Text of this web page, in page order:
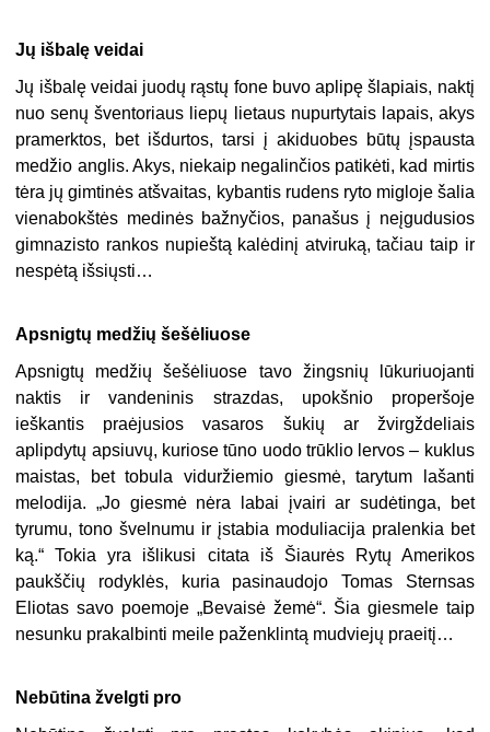
Jų išbalę veidai
Jų išbalę veidai juodų rąstų fone buvo aplipę šlapiais, naktį
nuo senų šventoriaus liepų lietaus nupurtytais lapais, akys
pramerktos, bet išdurtos, tarsi į akiduobes būtų įspausta
medžio anglis. Akys, niekaip negalinčios patikėti, kad mirtis
tėra jų gimtinės atšvaitas, kybantis rudens ryto migloje šalia
vienabokštės medinės bažnyčios, panašus į neįgudusios
gimnazisto rankos nupieštą kalėdinį atviruką, tačiau taip ir
nespėtą išsiųsti…
Apsnigtų medžių šešėliuose
Apsnigtų medžių šešėliuose tavo žingsnių lūkuriuojanti
naktis ir vandeninis strazdas, upokšnio properšoje
ieškantis praėjusios vasaros šukių ar žvirgždeliais
aplipdytų apsiuvų, kuriose tūno uodo trūklio lervos – kuklus
maistas, bet tobula viduržiemio giesmė, tarytum lašanti
melodija. „Jo giesmė nėra labai įvairi ar sudėtinga, bet
tyrumu, tono švelnumu ir įstabia moduliacija pralenkia bet
ką.“ Tokia yra išlikusi citata iš Šiaurės Rytų Amerikos
paukščių rodyklės, kuria pasinaudojo Tomas Sternsas
Eliotas savo poemoje „Bevaisė žemė“. Šia giesmele taip
nesunku prakalbinti meile paženklintą mudviejų praeitį…
Nebūtina žvelgti pro